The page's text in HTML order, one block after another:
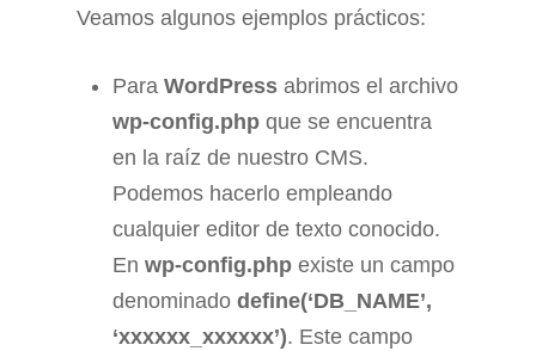
Veamos algunos ejemplos prácticos:
Para WordPress abrimos el archivo
wp-config.php que se encuentra
en la raíz de nuestro CMS.
Podemos hacerlo empleando
cualquier editor de texto conocido.
En wp-config.php existe un campo
denominado define(‘DB_NAME’,
‘xxxxxx_xxxxxx’). Este campo